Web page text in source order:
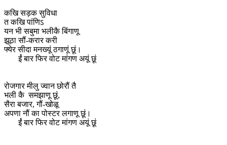
कखि सड़क सुविधा
त कखि पांणिऽ
यन भी सबुमा भलीकै बिंगाणू
झूठा सौं-करार करी
फ्येर सीदा मनख्यूं ठगाणूं छूं।
ईं बार फिर वोट मांगण अयूं छूं
रोजगार मीलु ज्वान छोरौं तै
भली कै समझाणू छूं,
सैरा बजार, गौं-खोळू
अपणा नौं का पोस्टर लगाणू छूं।
ईं बार फिर वोट मांगण अयूं छूं